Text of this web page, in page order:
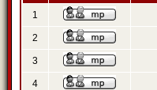
1
2
3
4